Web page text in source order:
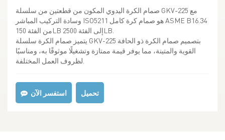
صمام الكرة اليدوي المكون من قطعتين من سلسلة GKV-225 مع
وسادة التركيب المباشر ISO5211 هو صمام كرة كامل ASME B16.34
من الفئة 150LB إلى الفئة 2500LB.
يتميز صمام الكرة سلسلة GKV-225 بتصميم صمام الكرة ذو الحافة
القوية والمتينة، مما يوفر قيمة ممتازة وتشغيلًا موثوقًا به، ومناسبًا
استفسر الآن تحميل